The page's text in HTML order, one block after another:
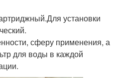
установки
сферу применения, а
для воды в каждой